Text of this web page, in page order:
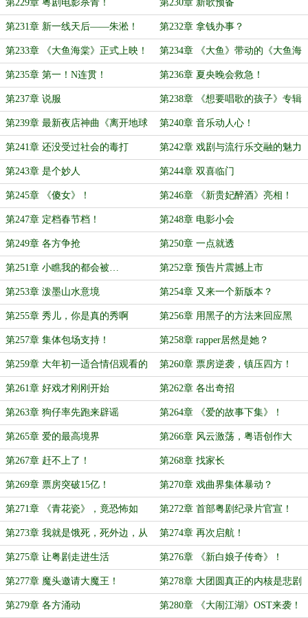
第229章 粤剧电影杀青！ 第230章 新歌预备
第231章 新一线天后——朱淞！ 第232章 拿钱办事？
第233章 《大鱼海棠》正式上映！ 第234章 《大鱼》带动的《大鱼海
棠》
第235章 第一！N连贯！ 第236章 夏央晚会救急！
第237章 说服 第238章 《想要唱歌的孩子》专辑
上线！
第239章 最新夜店神曲《离开地球
表面》
第240章 音乐动人心！
第241章 还没受过社会的毒打 第242章 戏剧与流行乐交融的魅力
第243章 是个妙人 第244章 双喜临门
第245章 《傻女》！ 第246章 《新贵妃醉酒》亮相！
第247章 定档春节档！ 第248章 电影小会
第249章 各方争抢 第250章 一点就透
第251章 小瞧我的都会被… 第252章 预告片震撼上市
第253章 泼墨山水意境 第254章 又来一个新版本？
第255章 秀儿，你是真的秀啊 第256章 用黑子的方法来回应黑
子！
第257章 集体包场支持！ 第258章 rapper居然是她？
第259章 大年初一适合情侣观看的
最佳电影是…
第260章 票房逆袭，镇压四方！
第261章 好戏才刚刚开始 第262章 各出奇招
第263章 狗仔率先跑来辟谣 第264章 《爱的故事下集》！
第265章 爱的最高境界 第266章 风云激荡，粤语创作大
赛！
第267章 赶不上了！ 第268章 找家长
第269章 票房突破15亿！ 第270章 戏曲界集体暴动？
第271章 《青花瓷》，竟恐怖如
斯！
第272章 首部粤剧纪录片官宣！
第273章 我就是饿死，死外边，从
这跳下去…
第274章 再次启航！
第275章 让粤剧走进生活 第276章 《新白娘子传奇》！
第277章 魔头邀请大魔王！ 第278章 大团圆真正的内核是悲剧
第279章 各方涌动 第280章 《大闹江湖》OST来袭！